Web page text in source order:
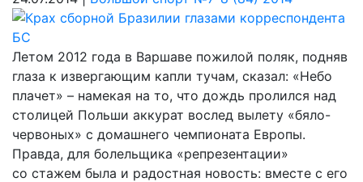
Летом 2012 года в Варшаве пожилой поляк, подняв
глаза к извергающим капли тучам, сказал: «Небо
плачет» – намекая на то, что дождь пролился над
столицей Польши аккурат вослед вылету «бяло-
червоных» с домашнего чемпионата Европы.
Правда, для болельщика «репрезентации»
со стажем была и радостная новость: вместе с его